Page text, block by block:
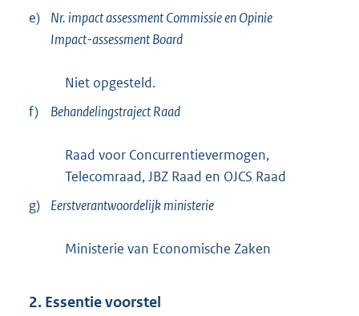
e
e
i
k
e)
Nr. impact assessment Commissie en Opinie
Impact-assessment Board
Niet opgesteld.
f)
Behandelingstraject Raad
Raad voor Concurrentievermogen,
Telecomraad, JBZ Raad en OJCS Raad
g)
Eerstverantwoordelijk ministerie
Ministerie van Economische Zaken
2. Essentie voorstel